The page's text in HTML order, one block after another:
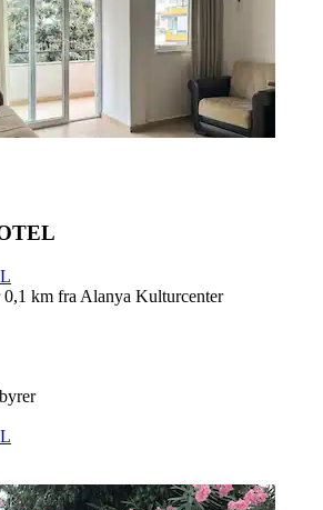
km fra Alanya Kulturcenter